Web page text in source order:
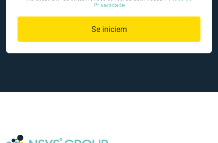
Privacidade
Se iniciem